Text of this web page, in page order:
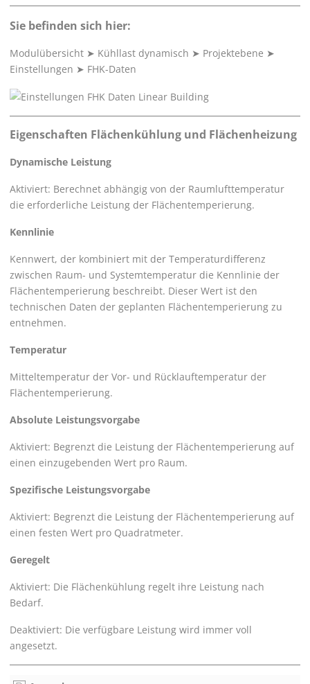
Sie befinden sich hier:
Modulübersicht ➤ Kühllast dynamisch ➤ Projektebene ➤
Einstellungen ➤ FHK-Daten
Eigenschaften Flächenkühlung und Flächenheizung
Dynamische Leistung
Aktiviert: Berechnet abhängig von der Raumlufttemperatur
die erforderliche Leistung der Flächentemperierung.
Kennlinie
Kennwert, der kombiniert mit der Temperaturdifferenz
zwischen Raum- und Systemtemperatur die Kennlinie der
Flächentemperierung beschreibt. Dieser Wert ist den
technischen Daten der geplanten Flächentemperierung zu
entnehmen.
Temperatur
Mitteltemperatur der Vor- und Rücklauftemperatur der
Flächentemperierung.
Absolute Leistungsvorgabe
Aktiviert: Begrenzt die Leistung der Flächentemperierung auf
einen einzugebenden Wert pro Raum.
Spezifische Leistungsvorgabe
Aktiviert: Begrenzt die Leistung der Flächentemperierung auf
einen festen Wert pro Quadratmeter.
Geregelt
Aktiviert: Die Flächenkühlung regelt ihre Leistung nach
Bedarf.
Deaktiviert: Die verfügbare Leistung wird immer voll
angesetzt.